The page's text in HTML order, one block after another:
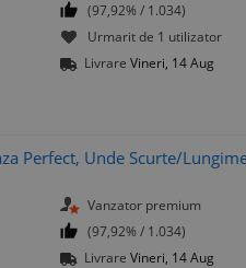
(97,92% / 1.034)
Urmarit de 1 utilizator
Livrare Vineri, 14 Aug
Perfect, Unde Scurte/
Vanzator premium
(97,92% / 1.034)
Livrare Vineri, 14 Aug